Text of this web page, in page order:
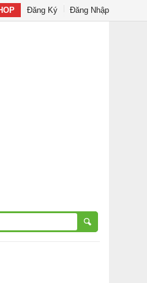
Đăng Ký Đăng Nhập